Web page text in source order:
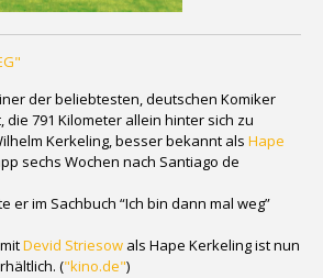
der beliebtesten, deutschen Komiker
die 791 Kilometer allein hinter sich zu
Kerkeling, besser bekannt als Hape
sechs Wochen nach Santiago de
er im Sachbuch “Ich bin dann mal weg”
Devid Striesow als Hape Kerkeling ist nun
("kino.de")